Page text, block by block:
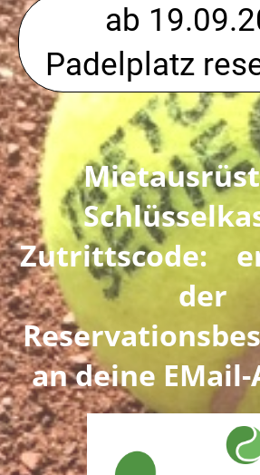
ab
Padelplatz
Zutrittscode:
der
an deine EMail-